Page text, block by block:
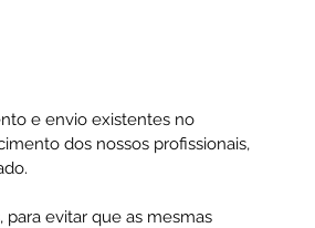
e envio existentes no
dos nossos profissionais,
para evitar que as mesmas